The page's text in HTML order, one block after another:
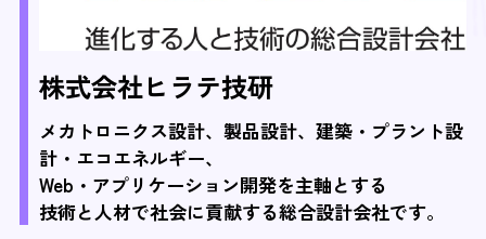
株式会社ヒラテ技研
メカトロニクス設計、製品設計、建築・プラント設
計・エコエネルギー、
Web・アプリケーション開発を主軸とする
技術と人材で社会に貢献する総合設計会社です。